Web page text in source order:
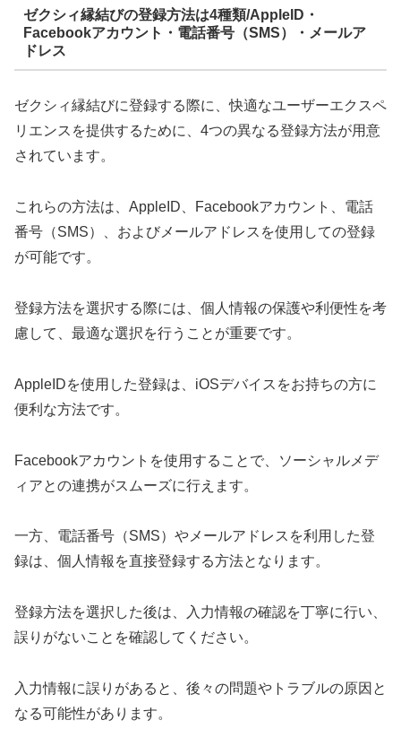
ゼクシィ縁結びの登録方法は4種類/AppleID・
Facebookアカウント・電話番号（SMS）・メールア
ドレス
ゼクシィ縁結びに登録する際に、快適なユーザーエクスペ
リエンスを提供するために、4つの異なる登録方法が用意
されています。
これらの方法は、AppleID、Facebookアカウント、電話
番号（SMS）、およびメールアドレスを使用しての登録
が可能です。
登録方法を選択する際には、個人情報の保護や利便性を考
慮して、最適な選択を行うことが重要です。
AppleIDを使用した登録は、iOSデバイスをお持ちの方に
便利な方法です。
Facebookアカウントを使用することで、ソーシャルメデ
ィアとの連携がスムーズに行えます。
一方、電話番号（SMS）やメールアドレスを利用した登
録は、個人情報を直接登録する方法となります。
登録方法を選択した後は、入力情報の確認を丁寧に行い、
誤りがないことを確認してください。
入力情報に誤りがあると、後々の問題やトラブルの原因と
なる可能性があります。